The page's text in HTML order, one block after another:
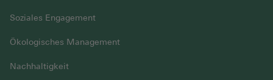
Soziales Engagement
Ökologisches Management
Nachhaltigkeit